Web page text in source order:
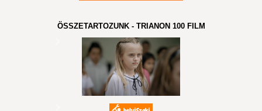
ÖSSZETARTOZUNK - TRIANON 100 FILM